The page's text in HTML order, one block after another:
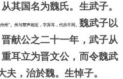
从其国名为魏氏。生武子。
州”。州与犨声相近，字异耳，代亦不同。 魏武子以
晋献公之二十一年，武子从
耳立为晋文公，而令魏武
，治於魏。生悼子。